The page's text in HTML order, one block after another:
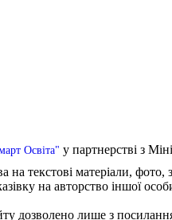
Освіта" у партнерстві з
текстові матеріали,
на авторство іншої
дозволено лише з